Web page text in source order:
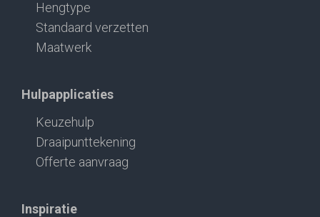
Hengtype
Standaard verzetten
Maatwerk
Hulpapplicaties
Keuzehulp
Draaipunttekening
Offerte aanvraag
Inspiratie